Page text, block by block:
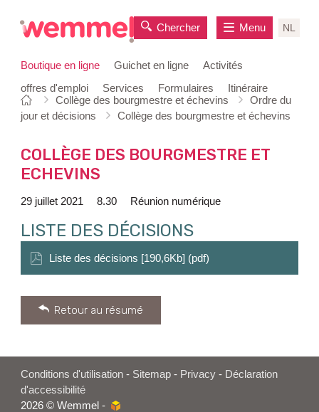
au
Boutique en ligne Guichet en ligne
Activités
offres d'emploi
Services Formulaires Itinéraire
Chercher NL
Menu
Vous
êtes
Page
de
Collège des bourgmestre et échevins
Ordre du
jour et décisions
Collège des bourgmestre et échevins
COLLÈGE DES BOURGMESTRE ET
ECHEVINS
29 juillet 2021 8.30 Réunion numérique
LISTE DES DÉCISIONS
Liste des décisions [190,6Kb] (pdf)
Retour au résumé
Conditions d'utilisation - Sitemap - Privacy - Déclaration
d'accessibilité
2026 © Wemmel -